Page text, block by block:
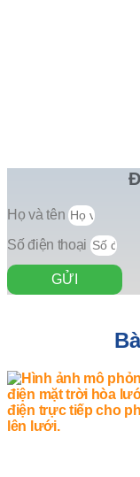
Họ và tên
Số điện thoại
GỬI